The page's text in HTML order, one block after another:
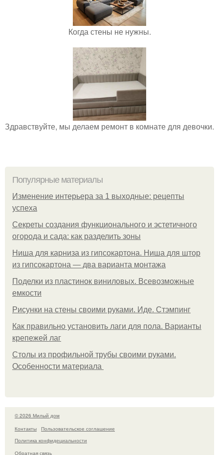
Когда стены не нужны.
Здравствуйте, мы делаем ремонт в комнате для девочки.
Популярные материалы
Изменение интерьера за 1 выходные: рецепты
успеха
Секреты создания функционального и эстетичного
огорода и сада: как разделить зоны
Ниша для карниза из гипсокартона. Ниша для штор
из гипсокартона — два варианта монтажа
Поделки из пластинок виниловых. Всевозможные
емкости
Рисунки на стены своими руками. Иде. Стэмпинг
Как правильно установить лаги для пола. Варианты
крепежей лаг
Столы из профильной трубы своими руками.
Особенности материала
© 2026 Милый дом
Контакты
Пользовательское соглашение
Политика конфидециальности
Обратная связь